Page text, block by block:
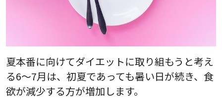
夏本番に向けてダイエットに取り組もうと考え
る6～7月は、初夏であっても暑い日が続き、食
欲が減少する方が増加します。